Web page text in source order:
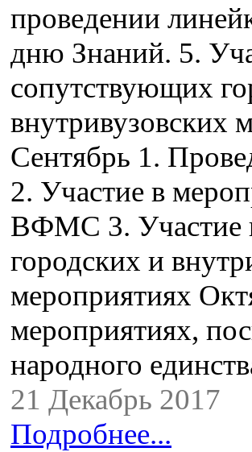
проведении
дню Знаний. 5.
сопутствующих
внутривузовских
Сентябрь 1.
2. Участие в
ВФМС 3. Участие
городских и
мероприятиях
мероприятиях,
народного
21 Декабрь 2017
Подробнее...